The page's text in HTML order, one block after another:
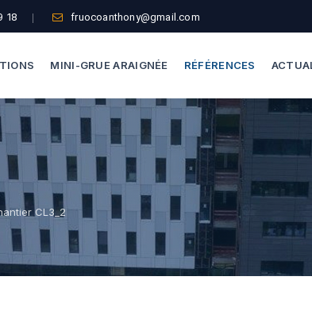
18 fruocoanthony@gmail.com
Vitrages
Bris De Glace
De Fuite
MINI-GRUE ARAIGNÉE
Capacité De Levage
Nos Formules
RÉFÉRENCES
CL3_2